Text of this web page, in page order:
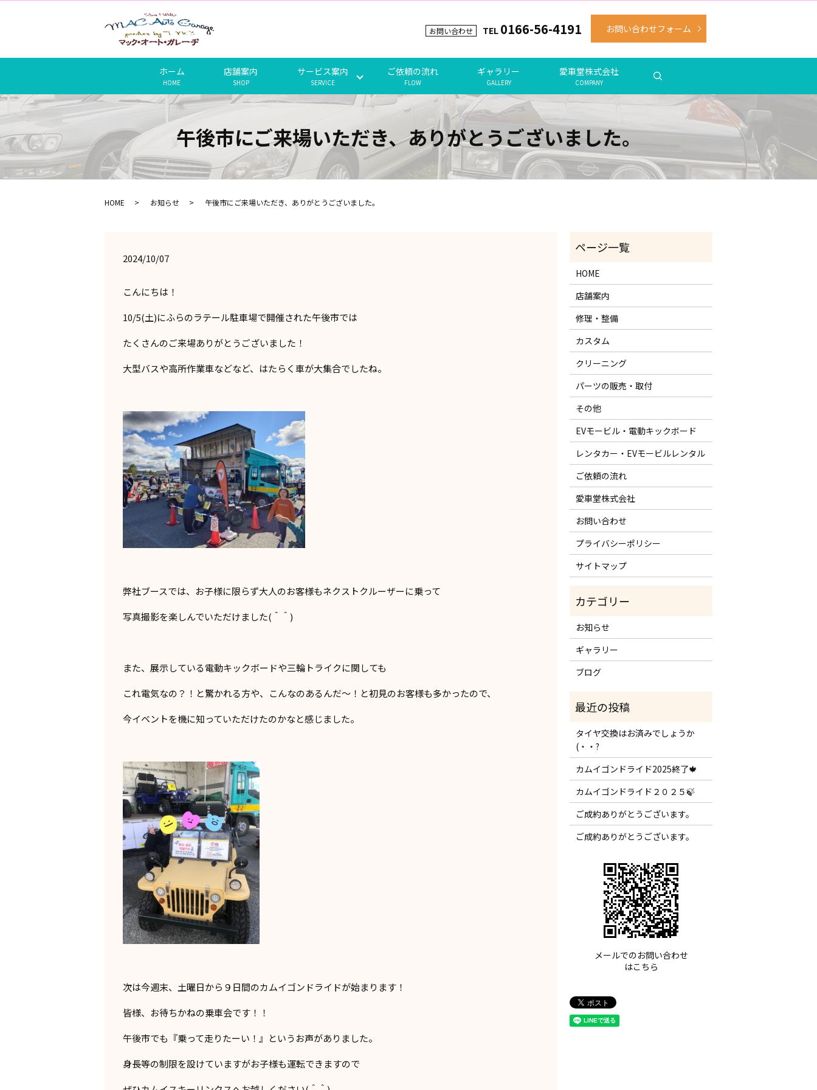
お問い合わせ TEL 0166-56-4191 お問い合わせフォーム
ホーム
HOME
店舗案内
SHOP
サービス案内
SERVICE
ご依頼の流れ
FLOW
ギャラリー
GALLERY
愛車堂株式会社
COMPANY
午後市にご来場いただき、ありがとうございました。
HOME お知らせ 午後市にご来場いただき、ありがとうございました。
2024/10/07
こんにちは！
10/5(土)にふらのラテール駐車場で開催された午後市では
たくさんのご来場ありがとうございました！
大型バスや高所作業車などなど、はたらく車が大集合でしたね。
弊社ブースでは、お子様に限らず大人のお客様もネクストクルーザーに乗って
写真撮影を楽しんでいただけました(＾＾)
また、展示している電動キックボードや三輪トライクに関しても
これ電気なの？！と驚かれる方や、こんなのあるんだ～！と初見のお客様も多かったので、
今イベントを機に知っていただけたのかなと感じました。
次は今週末、土曜日から９日間のカムイゴンドライドが始まります！
皆様、お待ちかねの乗車会です！！
午後市でも『乗って走りたーい！』というお声がありました。
身長等の制限を設けていますがお子様も運転できますので
HOME
店舗案内
修理・整備
カスタム
クリーニング
パーツの販売・取付
その他
EVモービル・電動キックボード
レンタカー・EVモービルレンタル
ご依頼の流れ
愛車堂株式会社
お問い合わせ
プライバシーポリシー
サイトマップ
お知らせ
ギャラリー
ブログ
タイヤ交換はお済みでしょうか
(・・?
カムイゴンドライド2025終了🍁
カムイゴンドライド２０２５🍃
ご成約ありがとうございます。
ご成約ありがとうございます。
メールでのお問い合わせ
はこちら